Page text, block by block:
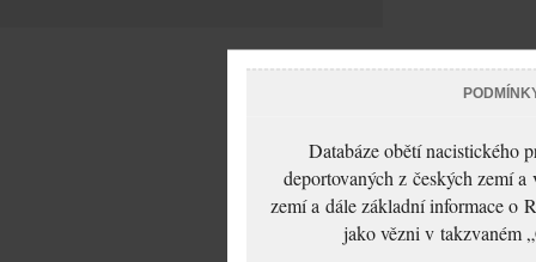
Databáze obětí nacistického
deportovaných z českých zemí
zemí a dále základní informace o
jako vězni v takzvaném